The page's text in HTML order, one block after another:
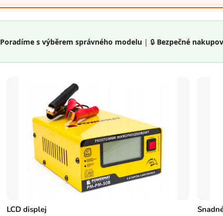
Poradíme s výběrem správného modelu | 🔒 Bezpečné
LCD displej